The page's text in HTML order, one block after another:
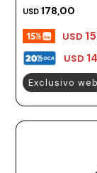
USD 178,00
USD
USD
Exclusivo web